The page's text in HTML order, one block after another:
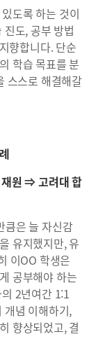
도록 하는 것이
도, 공부 방법
향합니다. 단순
학습 목표를 분
스스로 해결해갈
원 ⇒ 고려대 합
큼은 늘 자신감
유지했지만, 유
이OO 학생은
공부해야 하는
2년여간 1:1
개념 이해하기,
향상되었고, 결